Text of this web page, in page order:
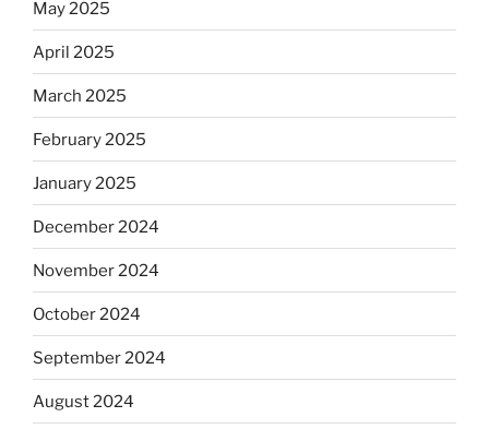
May 2025
April 2025
March 2025
February 2025
January 2025
December 2024
November 2024
October 2024
September 2024
August 2024